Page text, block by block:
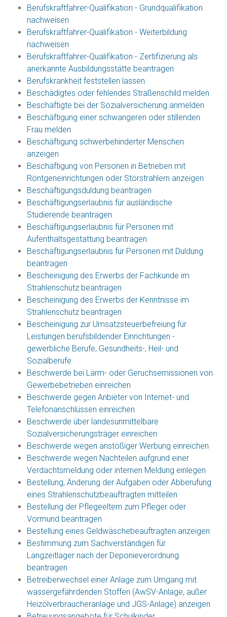
Berufskraftfahrer-Qualifikation - Grundqualifikation
nachweisen
Berufskraftfahrer-Qualifikation - Weiterbildung
nachweisen
Berufskraftfahrer-Qualifikation - Zertifizierung als
anerkannte Ausbildungsstätte beantragen
Berufskrankheit feststellen lassen
Beschädigtes oder fehlendes Straßenschild melden
Beschäftigte bei der Sozialversicherung anmelden
Beschäftigung einer schwangeren oder stillenden
Frau melden
Beschäftigung schwerbehinderter Menschen
anzeigen
Beschäftigung von Personen in Betrieben mit
Röntgeneinrichtungen oder Störstrahlern anzeigen
Beschäftigungsduldung beantragen
Beschäftigungserlaubnis für ausländische
Studierende beantragen
Beschäftigungserlaubnis für Personen mit
Aufenthaltsgestattung beantragen
Beschäftigungserlaubnis für Personen mit Duldung
beantragen
Bescheinigung des Erwerbs der Fachkunde im
Strahlenschutz beantragen
Bescheinigung des Erwerbs der Kenntnisse im
Strahlenschutz beantragen
Bescheinigung zur Umsatzsteuerbefreiung für
Leistungen berufsbildender Einrichtungen -
gewerbliche Berufe, Gesundheits-, Heil- und
Sozialberufe
Beschwerde bei Lärm- oder Geruchsemissionen von
Gewerbebetrieben einreichen
Beschwerde gegen Anbieter von Internet- und
Telefonanschlüssen einreichen
Beschwerde über landesunmittelbare
Sozialversicherungsträger einreichen
Beschwerde wegen anstößiger Werbung einreichen
Beschwerde wegen Nachteilen aufgrund einer
Verdachtsmeldung oder internen Meldung einlegen
Bestellung, Änderung der Aufgaben oder Abberufung
eines Strahlenschutzbeauftragten mitteilen
Bestellung der Pflegeeltern zum Pfleger oder
Vormund beantragen
Bestellung eines Geldwäschebeauftragten anzeigen
Bestimmung zum Sachverständigen für
Langzeitlager nach der Deponieverordnung
beantragen
Betreiberwechsel einer Anlage zum Umgang mit
wassergefährdenden Stoffen (AwSV-Anlage, außer
Heizölverbraucheranlage und JGS-Anlage) anzeigen